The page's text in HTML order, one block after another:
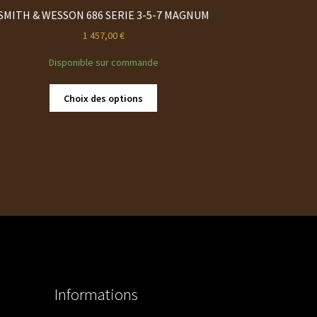
& WESSON 686 SERIE 3-5-7 MAGNUM
1 457,00€
Disponible sur commande
Choix des options
être
Informations